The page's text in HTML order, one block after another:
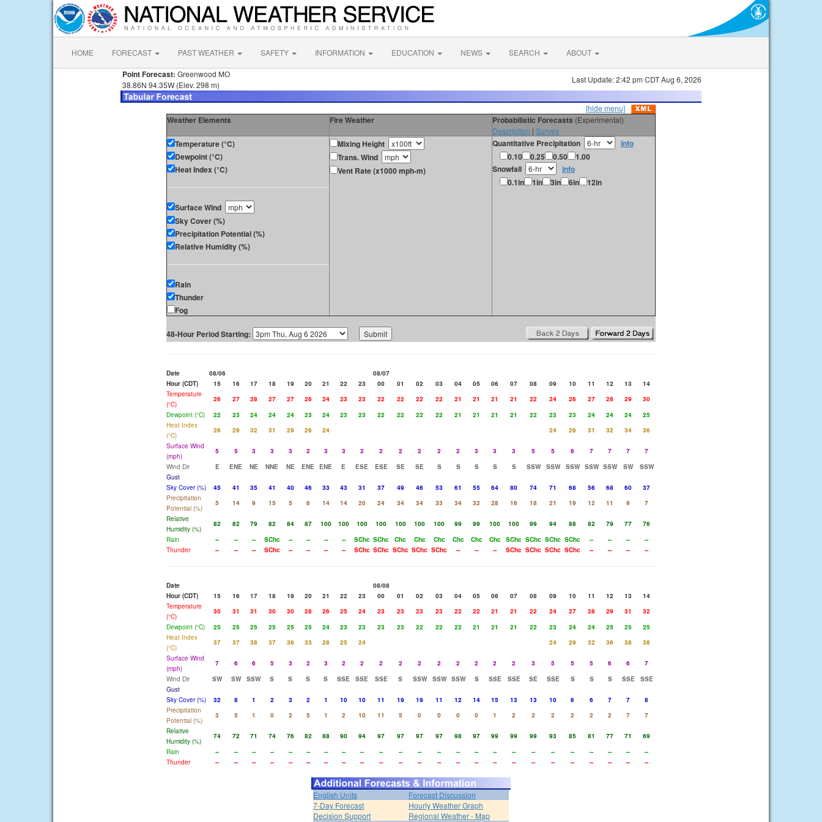
HOME FORECAST PAST WEATHER SAFETY INFORMATION EDUCATION NEWS SEARCH ABOUT
Point Forecast: Greenwood MO
38.86N 94.35W (Elev. 298 m)
Last Update: 2:42 pm CDT Aug 6, 2026
[hide menu]
Weather Elements Fire Weather Probabilistic Forecasts (Experimental)
Description | Survey
Temperature (°C)
Dewpoint (°C)
Heat Index (°C)
Surface Wind
Sky Cover (%)
Precipitation Potential (%)
Relative Humidity (%)
Rain
Thunder
Fog
Mixing Height
Trans. Wind
Vent Rate (x1000 mph-m)
Quantitative Precipitation
info
0.10
0.25 0.50
1.00
Snowfall
info
0.1in
1in 3in 6in 12in
48-Hour Period Starting:
Date 08/06
08/07
Hour (CDT)
15 16 17 18 19 20 21 22 23 00 01 02 03 04 05 06 07 08 09 10 11 12 13
14
Temperature
(°C)
26 27 28 27 27 26 24 23 23 22 22 22 22 21 21 21 21 22 24 26 27 28 29
30
Dewpoint (°C)
22 23 24 24 24 23 24 23 23 22 22 22 22 21 21 21 21 22 23 23 24 24 24
25
Heat Index
(°C)
26 29 32 31 29 26 24 24 26 31 32 34
36
Surface Wind
(mph)
5 5 3 3 3 2 3 3 2 2 2 2 2 2 3 3 3 5 5 6 7 7 7
7
Wind Dir
E ENE NE NNE NE ENE ENE E ESE ESE SE SE S S S S S SSW SSW SSW SSW SSW SW
SSW
Gust
Sky Cover (%)
45 41 35 41 40 46 33 43 31 37 49 46 53 61 55 64 80 74 71 68 56 68 60
37
Precipitation
Potential (%)
5 14 9 15 5 6 14 14 20 24 34 34 33 34 32 28 16 18 21 19 12 11 9
7
Relative
Humidity (%)
82 82 79 82 84 87 100 100 100 100 100 100 100 99 99 100 100 99 94 88 82 79 77
76
Rain
-- -- -- SChc -- -- -- -- SChc SChc Chc Chc Chc Chc Chc Chc SChc SChc SChc SChc -- -- --
--
Thunder
-- -- -- SChc -- -- -- -- SChc SChc SChc SChc SChc -- -- -- SChc SChc SChc SChc -- -- -- --
Date
08/08
Hour (CDT)
15 16 17 18 19 20 21 22 23 00 01 02 03 04 05 06 07 08 09 10 11 12 13
14
Temperature
(°C)
30 31 31 30 30 28 26 25 24 23 23 23 23 22 22 21 21 22 24 27 28 29 31
32
Dewpoint (°C)
25 25 25 25 25 25 24 23 23 23 23 22 22 22 21 21 21 22 23 24 24 25 25
25
Heat Index
(°C)
37 37 38 37 36 33 28 25 24 24 29 32 36 38
38
Surface Wind
(mph)
7 6 6 5 3 2 3 2 2 2 2 2 2 2 2 2 2 3 5 5 5 6 6
7
Wind Dir
SW SW SSW S S S S SSE SSE SSE S SSW SSW SSW S SSE SSE SE SSE S S S SSE
SSE
Gust
Sky Cover (%)
32 8 1 2 3 2 1 10 10 11 19 19 11 12 14 15 13 13 10 6 6 7 7
8
Precipitation
Potential (%)
3 5 1 0 2 5 1 2 10 11 5 0 0 0 0 1 2 2 2 2 2 2 7
7
Relative
Humidity (%)
74 72 71 74 76 82 88 90 94 97 97 97 97 98 97 99 99 99 93 85 81 77 71
69
Rain
-- -- -- -- -- -- -- -- -- -- -- -- -- -- -- -- -- -- -- -- -- -- --
--
Thunder
-- -- -- -- -- -- -- -- -- -- -- -- -- -- -- -- -- -- -- -- -- -- -- --
English Units
Forecast Discussion
7-Day Forecast
Hourly Weather Graph
Decision Support
Regional Weather - Map